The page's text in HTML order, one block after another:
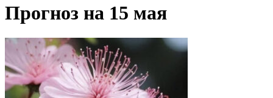
Прогноз на 15 мая